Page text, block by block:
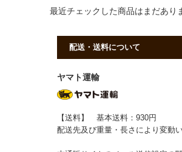
最近チェックした商品はまだあり
配送・送料について
ヤマト運輸
【送料】 基本送料：930円
配送先及び重量・長さにより変動